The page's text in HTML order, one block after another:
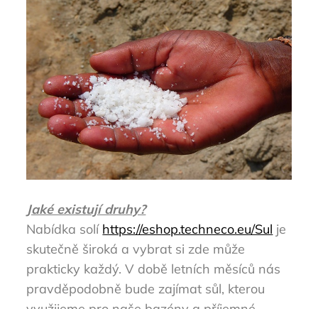
Jaké existují druhy?
Nabídka solí https://eshop.techneco.eu/Sul je
skutečně široká a vybrat si zde může
prakticky každý. V době letních měsíců nás
pravděpodobně bude zajímat sůl, kterou